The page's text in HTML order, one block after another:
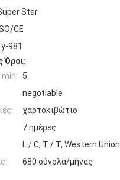
Star
CE
981
Όροι:
min:
5
negotiable
χαρτοκιβώτιο
7 ημέρες
L / C, T / T, Western Union
680 σύνολα/μήνας